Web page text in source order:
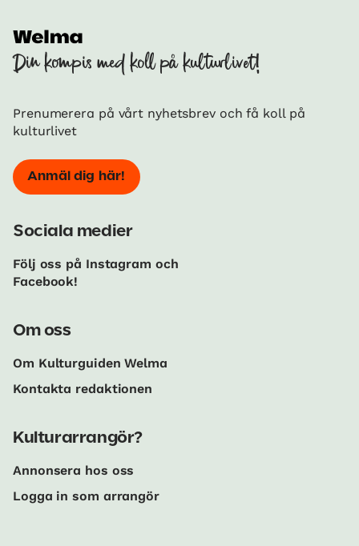
Din kompis med koll på kulturlivet!
Prenumerera på vårt nyhetsbrev och få koll på
kulturlivet
Anmäl dig här!
Sociala medier
Följ oss på Instagram och
Facebook!
Om oss
Om Kulturguiden Welma
Kontakta redaktionen
Kulturarrangör?
Annonsera hos oss
Logga in som arrangör